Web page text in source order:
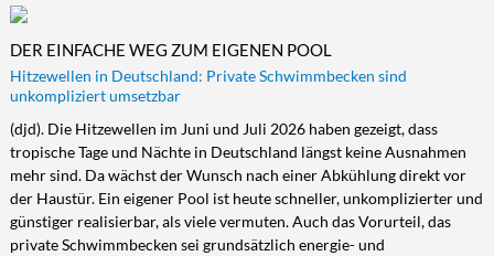
DER EINFACHE WEG ZUM EIGENEN POOL
Hitzewellen in Deutschland: Private Schwimmbecken sind
unkompliziert umsetzbar
(djd). Die Hitzewellen im Juni und Juli 2026 haben gezeigt, dass
tropische Tage und Nächte in Deutschland längst keine Ausnahmen
mehr sind. Da wächst der Wunsch nach einer Abkühlung direkt vor
der Haustür. Ein eigener Pool ist heute schneller, unkomplizierter und
günstiger realisierbar, als viele vermuten. Auch das Vorurteil, das
private Schwimmbecken sei grundsätzlich energie- und